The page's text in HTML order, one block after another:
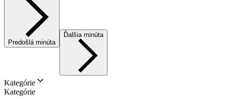
Predošlá minúta
Ďalšia minúta
Kategórie
Kategórie